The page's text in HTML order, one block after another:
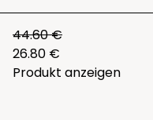
44.60 €
26.80 €
Produkt anzeigen